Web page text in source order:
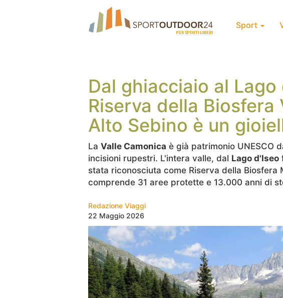
Sport
Dal ghiacciaio al Lago
Riserva della Biosfera
Alto Sebino è un
La Valle Camonica è già patrimonio UNESCO
incisioni rupestri. L'intera valle, dal Lago d'Iseo
stata riconosciuta come Riserva della Biosfera
comprende 31 aree protette e 13.000 anni di
Redazione Viaggi
22 Maggio 2026